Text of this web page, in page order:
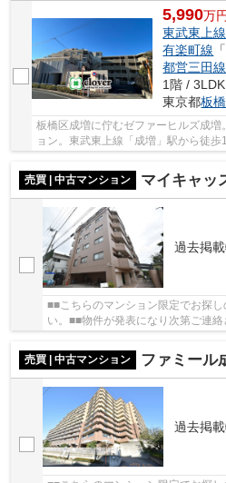
5,990万円
東武東上線
有楽町線 「
都営三田線
1階 /
東京都板
板橋区成増に佇むゼファーヒルズ成
ョン。東武東上線「成増」駅から徒
売買 | 中古マンション
マイキャッ
過去掲
■■こちらのマンション限定でお探
い。■■物件が発表になり次第ご連絡
売買 | 中古マンション ファミール
過去掲